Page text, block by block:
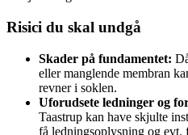
Risici du skal undgå
Skader på fundamentet:
eller manglende membran
revner i soklen.
Uforudsete ledninger og
Taastrup kan have skjulte
få ledningsoplysning og evt.